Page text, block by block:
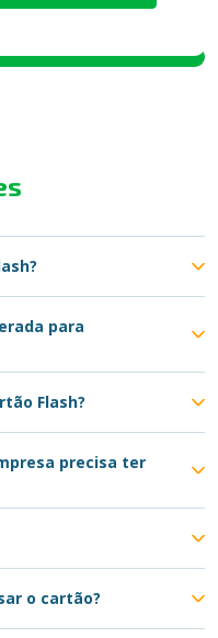
para
Flash?
precisa ter
o cartão?